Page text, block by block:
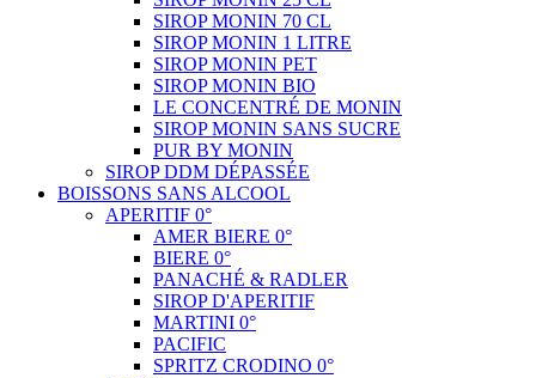
SIROP MONIN 70 CL
SIROP MONIN 1 LITRE
SIROP MONIN PET
SIROP MONIN BIO
LE CONCENTRÉ DE MONIN
SIROP MONIN SANS SUCRE
PUR BY MONIN
SIROP DDM DÉPASSÉE
BOISSONS SANS ALCOOL
APERITIF 0°
AMER BIERE 0°
BIERE 0°
PANACHÉ & RADLER
SIROP D'APERITIF
MARTINI 0°
PACIFIC
SPRITZ CRODINO 0°